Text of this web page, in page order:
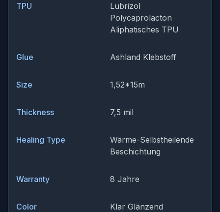
TPU
Lubrizol
Polycaprolacton
Aliphatisches TPU
Glue Ashland Klebstoff
Size 1,52*15m
Thickness 7,5 mil
Healing Type
Wärme-Selbstheilende
Beschichtung
Warranty 8 Jahre
Color Klar Glänzend